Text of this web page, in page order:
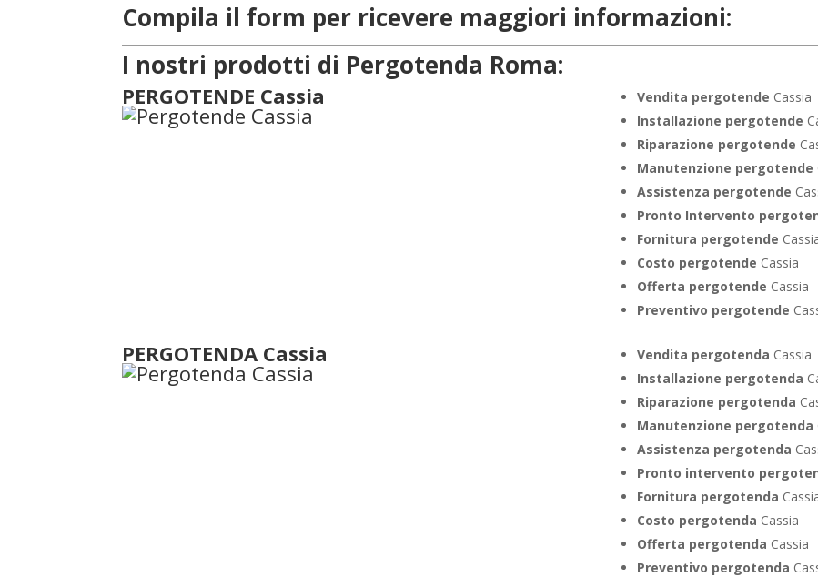
Compila il form per ricevere maggiori informazioni:
I nostri prodotti di Pergotenda Roma:
PERGOTENDE Cassia Vendita pergotende Cassia
Installazione pergotende
Riparazione pergotende
Manutenzione pergotende
Assistenza pergotende
Pronto Intervento
Fornitura pergotende
Costo pergotende Cassia
Offerta pergotende Cassia
Preventivo pergotende
PERGOTENDA Cassia Vendita pergotenda Cassia
Installazione pergotenda
Riparazione pergotenda
Manutenzione pergotenda
Assistenza pergotenda
Pronto intervento
Fornitura pergotenda
Costo pergotenda Cassia
Offerta pergotenda Cassia
Preventivo pergotenda